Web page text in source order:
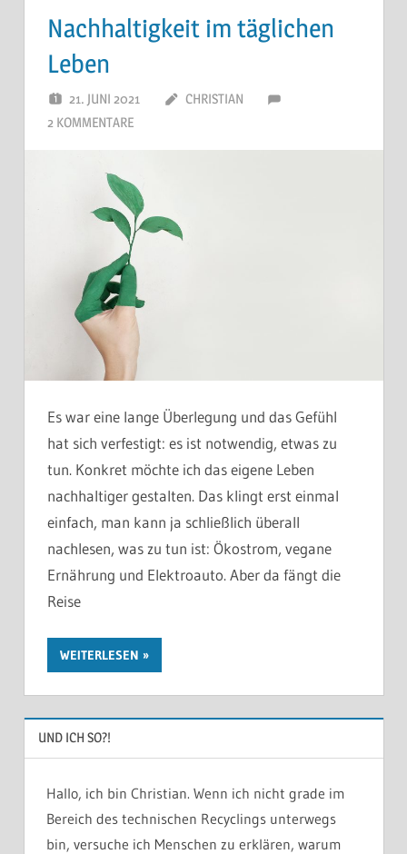
Nachhaltigkeit im täglichen
Leben
21. JUNI 2021
CHRISTIAN
2 KOMMENTARE
Es war eine lange Überlegung und das Gefühl
hat sich verfestigt: es ist notwendig, etwas zu
tun. Konkret möchte ich das eigene Leben
nachhaltiger gestalten. Das klingt erst einmal
einfach, man kann ja schließlich überall
nachlesen, was zu tun ist: Ökostrom, vegane
Ernährung und Elektroauto. Aber da fängt die
Reise
WEITERLESEN
UND ICH SO?!
Hallo, ich bin Christian. Wenn ich nicht grade im
Bereich des technischen Recyclings unterwegs
bin, versuche ich Menschen zu erklären, warum